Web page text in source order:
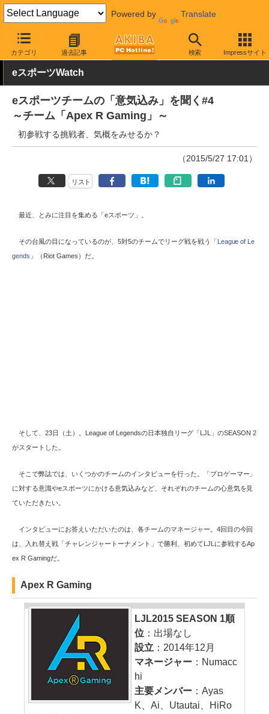
Powered by Translate
カテゴリ 過去記事 検索 Impressサイト
AKIBA PC Hotline! 秋葉原情報 イベント情報 PC・モバイル関
eスポーツWatch
eスポーツチームの「意気込み」を聞く#4
～チーム「Apex R Gaming」～
初参戦する挑戦者、気概をみせるか？
（2015/5/27 17:01）
リスト
最近、とみに注目を集める「eスポーツ」。
その台風の目になっているのが、5対5のチームでリーグ戦を戦う「League of Le
gends 」（Riot Games）だ。
そして、23日（土）。League of Legendsの日本独自リーグ「LJL」のSEASON 2
がスタートした。
そこで弊誌では、いくつかのチームのインタビューを行った。「プロゲーマー」
に対する意識やeスポーツにかける意気込みなど、それぞれのチームの心意気を見
ていただきたい。
インタビューにお答えいただいたのは、各チームのマネージャー。4回目の今回
は、入れ替え戦「チャレンジャートーナメント」で勝利、初めてLJLに参戦するAp
ex R Gamingだ。
Apex R Gaming
LJL2015 SEASON 1順
位 ：出場なし
設立 ：2014年12月
マネージャー：Numacc
hi
主要メンバー：Ayas
K、Ai、Utautai、HiRo